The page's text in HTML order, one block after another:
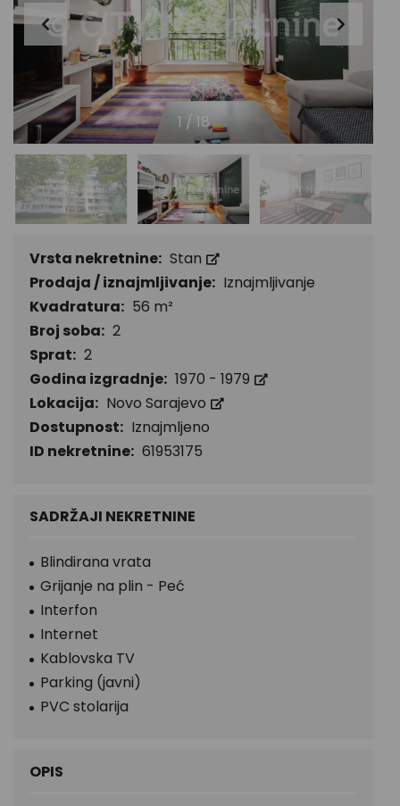
1 / 18
Vrsta nekretnine: Stan
Prodaja / iznajmljivanje: Iznajmljivanje
Kvadratura: 56 m²
Broj soba: 2
Sprat: 2
Godina izgradnje: 1970 - 1979
Lokacija: Novo Sarajevo
Dostupnost: Iznajmljeno
ID nekretnine: 61953175
SADRŽAJI NEKRETNINE
Blindirana vrata
Grijanje na plin - Peć
Interfon
Internet
Kablovska TV
Parking (javni)
PVC stolarija
OPIS